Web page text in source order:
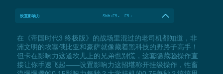
设置影响力 Shift+F5 - F5 +
在《帝国时代3 终极版》的战场里混过的老司机都知道，非
洲文明的埃塞俄比亚和豪萨就像藏着黑科技的野路子高手！
但卡在影响力这道坎儿上的兄弟也别慌，这套隐藏骚操作直
接让你手速飞起——设置影响力这招堪称开挂级操作，牲畜